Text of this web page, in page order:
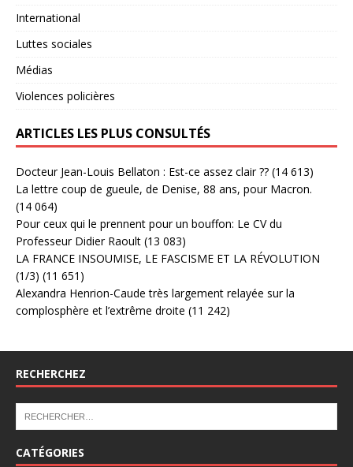
International
Luttes sociales
Médias
Violences policières
ARTICLES LES PLUS CONSULTÉS
Docteur Jean-Louis Bellaton : Est-ce assez clair ?? (14 613)
La lettre coup de gueule, de Denise, 88 ans, pour Macron.
(14 064)
Pour ceux qui le prennent pour un bouffon: Le CV du
Professeur Didier Raoult (13 083)
LA FRANCE INSOUMISE, LE FASCISME ET LA RÉVOLUTION
(1/3) (11 651)
Alexandra Henrion-Caude très largement relayée sur la
complosphère et l’extrême droite (11 242)
RECHERCHEZ
CATÉGORIES